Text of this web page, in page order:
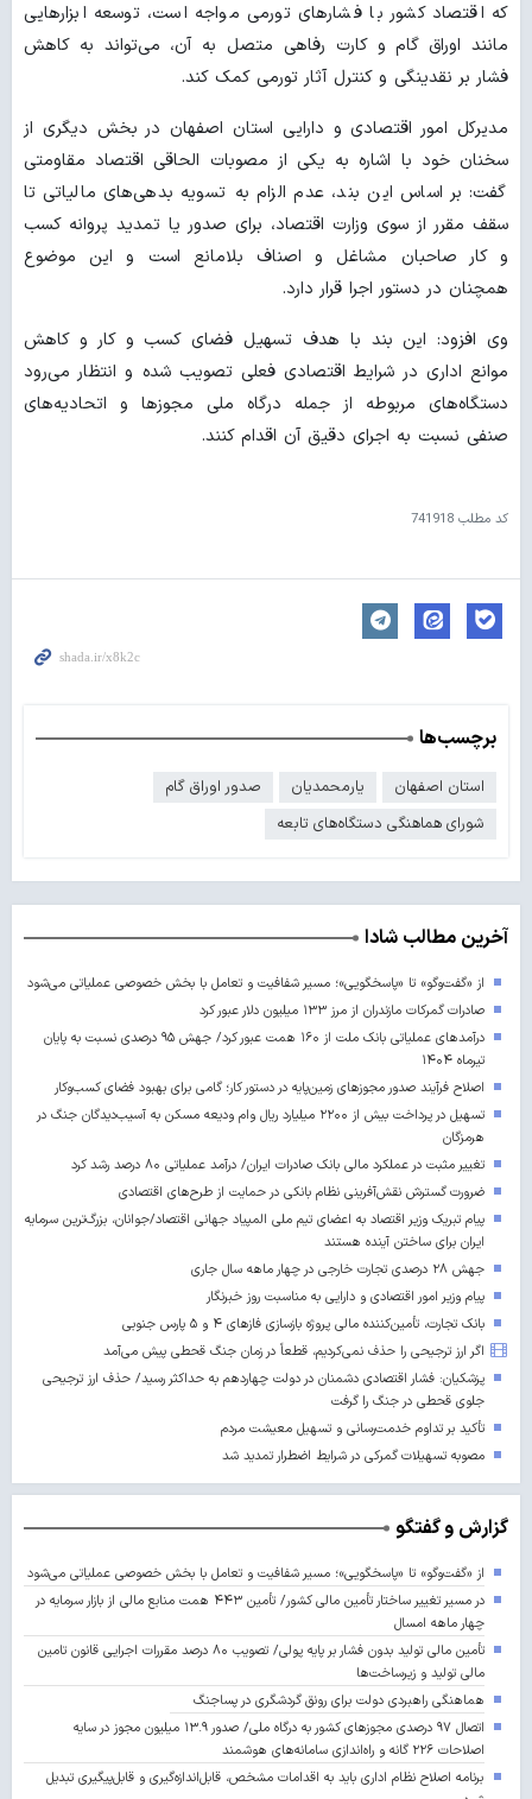
که اقتصاد کشور با فشارهای تورمی مواجه است، توسعه ابزارهایی
مانند اوراق گام و کارت رفاهی متصل به آن، می‌تواند به کاهش
فشار بر نقدینگی و کنترل آثار تورمی کمک کند.
مدیرکل امور اقتصادی و دارایی استان اصفهان در بخش دیگری از
سخنان خود با اشاره به یکی از مصوبات الحاقی اقتصاد مقاومتی
گفت: بر اساس این بند، عدم الزام به تسویه بدهی‌های مالیاتی تا
سقف مقرر از سوی وزارت اقتصاد، برای صدور یا تمدید پروانه کسب
و کار صاحبان مشاغل و اصناف بلامانع است و این موضوع
همچنان در دستور اجرا قرار دارد.
وی افزود: این بند با هدف تسهیل فضای کسب و کار و کاهش
موانع اداری در شرایط اقتصادی فعلی تصویب شده و انتظار می‌رود
دستگاه‌های مربوطه از جمله درگاه ملی مجوزها و اتحادیه‌های
صنفی نسبت به اجرای دقیق آن اقدام کنند.
کد مطلب 741918
برچسب‌ها
استان اصفهان یارمحمدیان
صدور اوراق گام
شورای هماهنگی دستگاه‌های تابعه
آخرین مطالب شادا
از «گفت‌وگو» تا «پاسخگویی»؛ مسیر شفافیت و تعامل با بخش خصوصی عملیاتی می‌شود
صادرات گمرکات مازندران از مرز ۱۳۳ میلیون دلار عبور کرد
درآمدهای عملیاتی بانک ملت از ۱۶۰ همت عبور کرد/ جهش ۹۵ درصدی نسبت به پایان
تیرماه ۱۴۰۴
اصلاح فرآیند صدور مجوزهای زمین‌پایه در دستور کار؛ گامی برای بهبود فضای کسب‌وکار
تسهیل در پرداخت بیش از ۲۲۰۰ میلیارد ریال وام ودیعه مسکن به آسیب‌دیدگان جنگ در
هرمزگان
تغییر مثبت در عملکرد مالی بانک صادرات ایران/ درآمد عملیاتی ۸۰ درصد رشد کرد
ضرورت گسترش نقش‌آفرینی نظام بانکی در حمایت از طرح‌های اقتصادی
پیام تبریک وزیر اقتصاد به اعضای تیم ملی المپیاد جهانی اقتصاد/جوانان، بزرگ‌ترین سرمایه
ایران برای ساختن آینده‌ هستند
جهش ۲۸ درصدی تجارت خارجی در چهار ماهه سال جاری
پیام وزیر امور اقتصادی و دارایی به مناسبت روز خبرنگار
بانک تجارت، تأمین‌کننده مالی پروژه بازسازی فازهای ۴ و ۵ پارس جنوبی
اگر ارز ترجیحی را حذف نمی‌کردیم، قطعاً در زمان جنگ قحطی پیش می‌آمد
پزشکیان: فشار اقتصادی دشمنان در دولت چهاردهم به حداکثر رسید/ حذف ارز ترجیحی
جلوی قحطی در جنگ را گرفت
تأکید بر تداوم خدمت‌رسانی و تسهیل معیشت مردم
مصوبه تسهیلات گمرکی در شرایط اضطرار تمدید شد
گزارش و گفتگو
از «گفت‌وگو» تا «پاسخگویی»؛ مسیر شفافیت و تعامل با بخش خصوصی عملیاتی می‌شود
در مسیر تغییر ساختار تأمین مالی کشور/ تأمین ۴۴۳ همت منابع مالی از بازار سرمایه در
چهار ماهه امسال
تأمین مالی تولید بدون فشار بر پایه پولی/ تصویب ۸۰ درصد مقررات اجرایی قانون تامین
مالی تولید و زیرساخت‌ها
هماهنگی راهبردی دولت برای رونق گردشگری در پساجنگ
اتصال ۹۷ درصدی مجوزهای کشور به درگاه ملی/ صدور ۱۳.۹ میلیون مجوز در سایه
اصلاحات ۲۲۶ گانه و راه‌اندازی سامانه‌های هوشمند
برنامه اصلاح نظام اداری باید به اقدامات مشخص، قابل‌اندازه‌گیری و قابل‌پیگیری تبدیل